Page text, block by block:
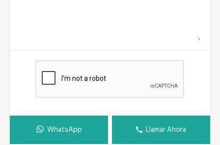
WhatsApp Llamar Ahora